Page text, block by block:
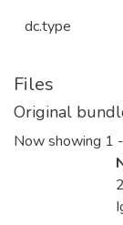
dc.type
Files
Original
Now showing 1